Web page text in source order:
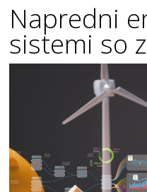
Napredni
sistemi so